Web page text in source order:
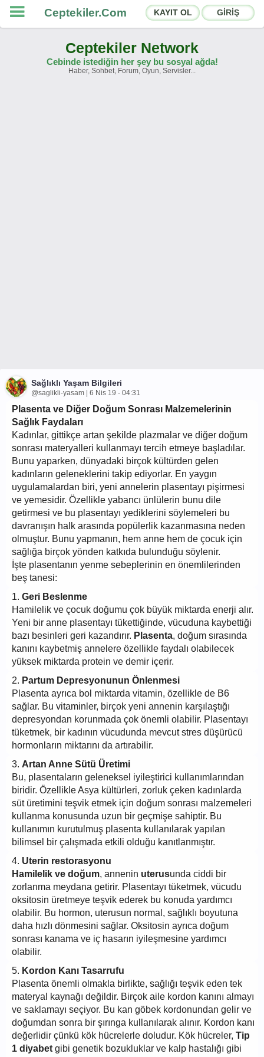
Ceptekiler.Com KAYIT OL GİRİŞ
Ceptekiler Network
Cebinde istediğin her şey bu sosyal ağda!
Haber, Sohbet, Forum, Oyun, Servisler...
Sağlıklı Yaşam Bilgileri
@saglikli-yasam | 6 Nis 19 - 04:31
Plasenta ve Diğer Doğum Sonrası Malzemelerinin
Sağlık Faydaları
Kadınlar, gittikçe artan şekilde plazmalar ve diğer doğum
sonrası materyalleri kullanmayı tercih etmeye başladılar.
Bunu yaparken, dünyadaki birçok kültürden gelen
kadınların geleneklerini takip ediyorlar. En yaygın
uygulamalardan biri, yeni annelerin plasentayı pişirmesi
ve yemesidir. Özellikle yabancı ünlülerin bunu dile
getirmesi ve bu plasentayı yediklerini söylemeleri bu
davranışın halk arasında popülerlik kazanmasına neden
olmuştur. Bunu yapmanın, hem anne hem de çocuk için
sağlığa birçok yönden katkıda bulunduğu söylenir.
İşte plasentanın yenme sebeplerinin en önemlilerinden
beş tanesi:
1. Geri Beslenme
Hamilelik ve çocuk doğumu çok büyük miktarda enerji alır.
Yeni bir anne plasentayı tükettiğinde, vücuduna kaybettiği
bazı besinleri geri kazandırır. Plasenta, doğum sırasında
kanını kaybetmiş annelere özellikle faydalı olabilecek
yüksek miktarda protein ve demir içerir.
2. Partum Depresyonunun Önlenmesi
Plasenta ayrıca bol miktarda vitamin, özellikle de B6
sağlar. Bu vitaminler, birçok yeni annenin karşılaştığı
depresyondan korunmada çok önemli olabilir. Plasentayı
tüketmek, bir kadının vücudunda mevcut stres düşürücü
hormonların miktarını da artırabilir.
3. Artan Anne Sütü Üretimi
Bu, plasentaların geleneksel iyileştirici kullanımlarından
biridir. Özellikle Asya kültürleri, zorluk çeken kadınlarda
süt üretimini teşvik etmek için doğum sonrası malzemeleri
kullanma konusunda uzun bir geçmişe sahiptir. Bu
kullanımın kurutulmuş plasenta kullanılarak yapılan
bilimsel bir çalışmada etkili olduğu kanıtlanmıştır.
4. Uterin restorasyonu
Hamilelik ve doğum, annenin uterusunda ciddi bir
zorlanma meydana getirir. Plasentayı tüketmek, vücudu
oksitosin üretmeye teşvik ederek bu konuda yardımcı
olabilir. Bu hormon, uterusun normal, sağlıklı boyutuna
daha hızlı dönmesini sağlar. Oksitosin ayrıca doğum
sonrası kanama ve iç hasarın iyileşmesine yardımcı
olabilir.
5. Kordon Kanı Tasarrufu
Plasenta önemli olmakla birlikte, sağlığı teşvik eden tek
materyal kaynağı değildir. Birçok aile kordon kanını almayı
ve saklamayı seçiyor. Bu kan göbek kordonundan gelir ve
doğumdan sonra bir şırınga kullanılarak alınır. Kordon kanı
değerlidir çünkü kök hücrelerle doludur. Kök hücreler, Tip
1 diyabet gibi genetik bozukluklar ve kalp hastalığı gibi